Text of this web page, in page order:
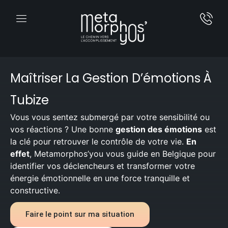
Maîtriser La Gestion D’émotions À
Tubize
Vous vous sentez submergé par votre sensibilité ou
vos réactions ? Une bonne gestion des émotions est
la clé pour retrouver le contrôle de votre vie. En
effet, Metamorphos’you vous guide en Belgique pour
identifier vos déclencheurs et transformer votre
énergie émotionnelle en une force tranquille et
constructive.
Faire le point sur ma situation